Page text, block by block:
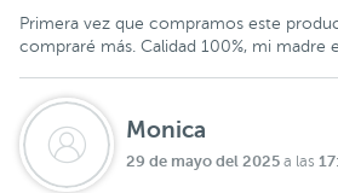
Primera vez que compramos este
compraré más. Calidad 100%, mi madre
Monica
29 de mayo del 2025 a las